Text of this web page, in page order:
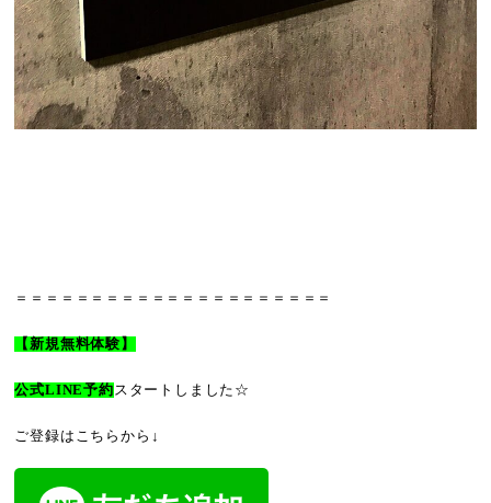
＝＝＝＝＝＝＝＝＝＝＝＝＝＝＝＝＝＝＝＝＝
【新規無料体験】
公式LINE予約 スタートしました☆
ご登録はこちらから↓